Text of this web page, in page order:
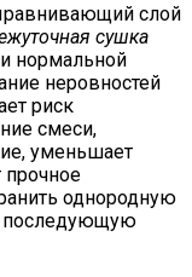
слой
сушка
нормальной
неровностей
риск
смеси,
уменьшает
прочное
однородную
последующую